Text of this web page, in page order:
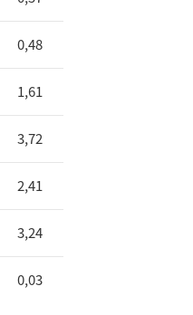
0,48
1,61
3,72
2,41
3,24
0,03